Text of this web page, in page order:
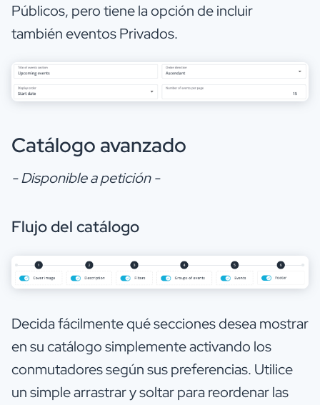
Públicos, pero tiene la opción de incluir
también eventos Privados.
Catálogo avanzado
- Disponible a petición -
Flujo del catálogo
Decida fácilmente qué secciones desea mostrar
en su catálogo simplemente activando los
conmutadores según sus preferencias. Utilice
un simple arrastrar y soltar para reordenar las